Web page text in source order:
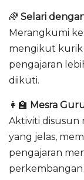
🌈 Selari
Merangkumi
mengikut
pengajaran
diikuti.
👩‍🏫 Mesra
Aktiviti
yang jelas,
pengajaran